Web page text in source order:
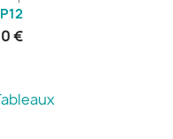
€